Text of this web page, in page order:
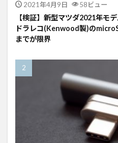
2021年4月9日 58ビュー
【検証】新型マツダ2021年モ
ドラレコ(Kenwood製)の
までが限界